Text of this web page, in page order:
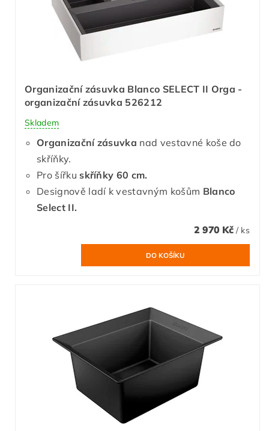
Organizační zásuvka Blanco SELECT II Orga -
organizační zásuvka 526212
Skladem
Organizační zásuvka nad vestavné koše do
skříňky.
Pro šířku skříňky 60 cm.
Designově ladí k vestavným košům Blanco
Select II.
2 970 Kč / ks